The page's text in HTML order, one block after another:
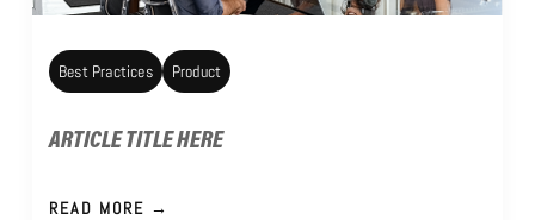
Best Practices Product
ARTICLE TITLE HERE
READ MORE →